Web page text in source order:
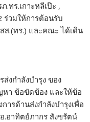
.ทร.เกาะหลีเป๊ะ ,
วมให้การต้อนรับ
ส.(ทร.) และคณะ ได้เดิน
งกำลังบำรุง ของ
า ข้อขัดข้อง และให้ข้อ
รด้านส่งกำลังบำรุงเพื่อ
.อาทิตย์ภากร สังขรัตน์